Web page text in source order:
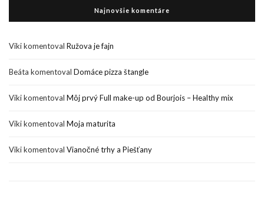
Najnovšie komentáre
Vikikomentoval Ružova je fajn
Beáta komentoval Domáce pizza štangle
Vikikomentoval Môj prvý Full make-up od Bourjois – Healthy mix
Vikikomentoval Moja maturita
Vikikomentoval Vianočné trhy a Piešťany